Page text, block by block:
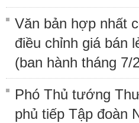
Văn bản hợp nhất
điều chỉnh giá bán
(ban hành tháng 7/
Phó Thủ tướng
phủ tiếp Tập đoàn